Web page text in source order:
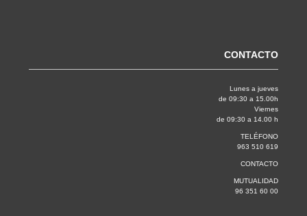
CONTACTO
Lunes a jueves
de 09:30 a 15.00h
Viernes
de 09:30 a 14.00 h
TELÉFONO
963 510 619
CONTACTO
MUTUALIDAD
96 351 60 00